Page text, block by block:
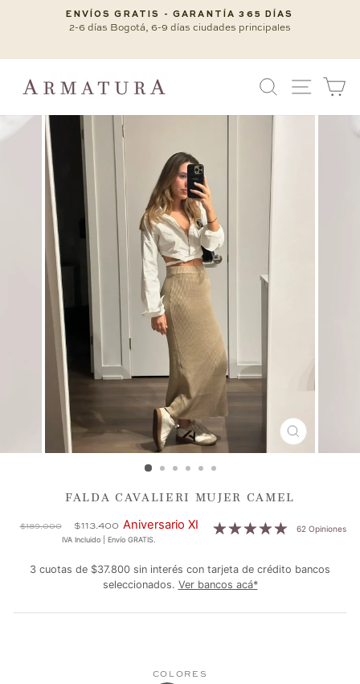
directamente
contenido
diapositivas
ENVÍOS GRATIS - GARANTÍA 365 DÍAS
2-6 días Bogotá, 6-9 días ciudades principales
BUSCAR
CERRAR
(ESC)
FALDA CAVALIERI MUJER CAMEL
62 Opiniones
Precio
habitual
$189.000
Precio
de
$113.400 Aniversario XI
IVA Incluido | Envío GRATIS.
3 cuotas de $37.800 sin interés con tarjeta de crédito bancos
seleccionados. Ver bancos acá*
COLORES